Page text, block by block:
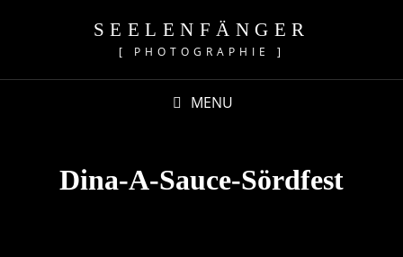
SEELENFÄNGER
[ PHOTOGRAPHIE ]
MENU
Dina-A-Sauce-Sördfest